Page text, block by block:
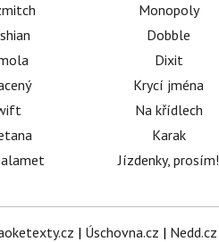
Monopoly
Dobble
Dixit
Krycí jména
Na křídlech
Karak
Jízdenky, prosím!
| Úschovna.cz | Nedd.cz